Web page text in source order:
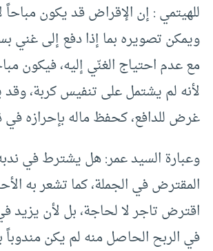
للهيتمي : إن الإقراض قد يكون مباحاً
ويمكن تصويره بما إذا دفع إلى غني
مع عدم احتياج الغنّي إليه، فيكون
لأنه لم يشتمل على تنفيس كربة،
غرض للدافع، كحفظ ماله بإحرازه
وعبارة السيد عمر: هل يشترط في
المقترض في الجملة، كما تشعر به
اقترض تاجر لا لحاجة، بل لأن يزيد
في الربح الحاصل منه لم يكن مندوباً